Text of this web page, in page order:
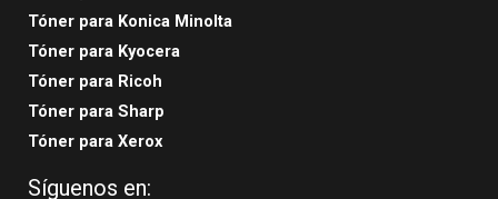
Tóner para Konica Minolta
Tóner para Kyocera
Tóner para Ricoh
Tóner para Sharp
Tóner para Xerox
Síguenos en: